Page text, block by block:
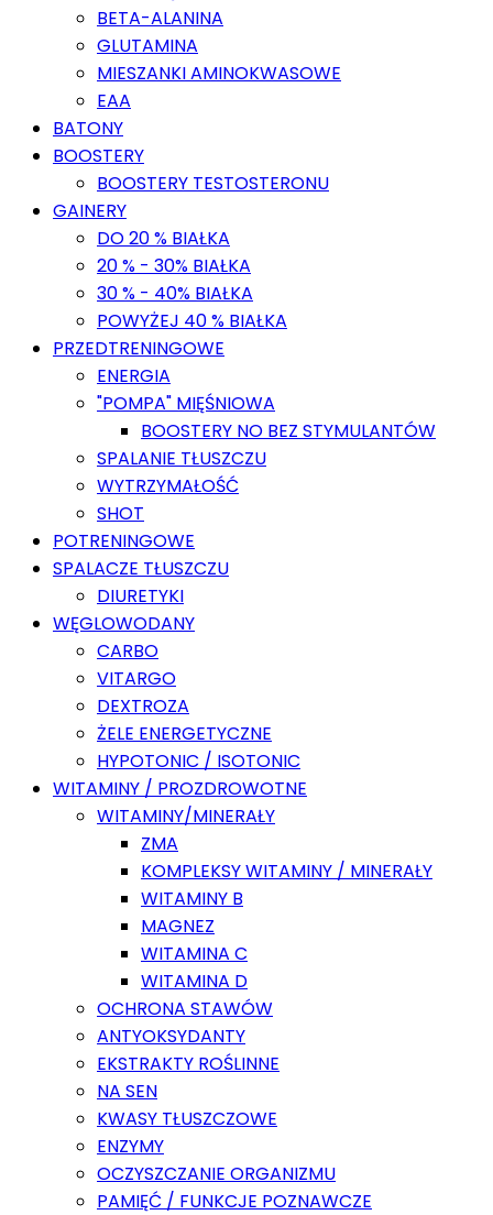
BETA-ALANINA
GLUTAMINA
MIESZANKI AMINOKWASOWE
EAA
BATONY
BOOSTERY
BOOSTERY TESTOSTERONU
GAINERY
DO 20 % BIAŁKA
20 % - 30% BIAŁKA
30 % - 40% BIAŁKA
POWYŻEJ 40 % BIAŁKA
PRZEDTRENINGOWE
ENERGIA
"POMPA" MIĘŚNIOWA
BOOSTERY NO BEZ STYMULANTÓW
SPALANIE TŁUSZCZU
WYTRZYMAŁOŚĆ
SHOT
POTRENINGOWE
SPALACZE TŁUSZCZU
DIURETYKI
WĘGLOWODANY
CARBO
VITARGO
DEXTROZA
ŻELE ENERGETYCZNE
HYPOTONIC / ISOTONIC
WITAMINY / PROZDROWOTNE
WITAMINY/MINERAŁY
ZMA
KOMPLEKSY WITAMINY / MINERAŁY
WITAMINY B
MAGNEZ
WITAMINA C
WITAMINA D
OCHRONA STAWÓW
ANTYOKSYDANTY
EKSTRAKTY ROŚLINNE
NA SEN
KWASY TŁUSZCZOWE
ENZYMY
OCZYSZCZANIE ORGANIZMU
PAMIĘĆ / FUNKCJE POZNAWCZE